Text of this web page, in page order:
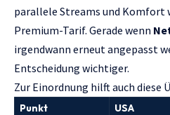
parallele Streams und Komfort
Premium-Tarif. Gerade wenn
irgendwann erneut angepasst
Entscheidung wichtiger.
Zur Einordnung hilft auch diese
Punkt USA